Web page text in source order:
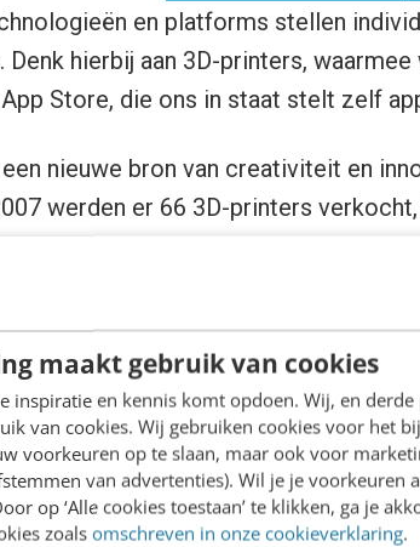
maakt gebruik van cookies
inspiratie en kennis komt opdoen. Wij, en
van cookies. Wij gebruiken cookies voor het
voorkeuren op te slaan, maar ook voor
van advertenties). Wil je je voorkeuren
op ‘Alle cookies toestaan’ te klikken, ga je
zoals omschreven in onze cookieverklaring.
en platforms stellen
hierbij aan 3D-printers,
App Store, die ons in staat stelt zelf
nieuwe bron van creativiteit en
werden er 66 3D-printers
de groeiende productie en
hele behoorlijke 3D-printer in je
kamp met Google en MAKE
van het ontwerpen en produceren
zich afgelopen zomer in.